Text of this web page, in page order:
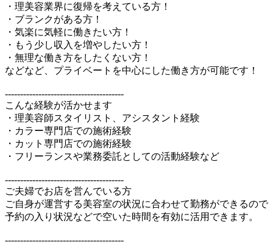
・理美容業界に復帰を考えている方！
・ブランクがある方！
・気楽に気軽に働きたい方！
・もう少し収入を増やしたい方！
・無理な働き方をしたくない方！
などなど、プライベートを中心にした働き方が可能です！
---------------------------------------
こんな経験が活かせます
・理美容師スタイリスト、アシスタント経験
・カラー専門店での施術経験
・カット専門店での施術経験
・フリーランスや業務委託としての活動経験など
---------------------------------------
ご夫婦でお店を営んでいる方
ご自身が運営する美容室の状況に合わせて勤務ができるので
予約の入り状況などで空いた時間を有効に活用できます。
---------------------------------------